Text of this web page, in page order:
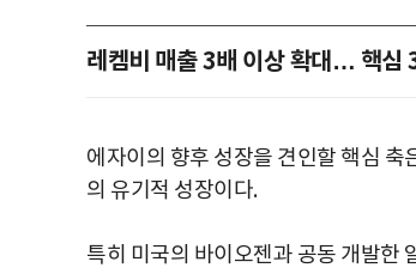
레켐비 매출 3배 이상 확대… 핵심
에자이의 향후 성장을 견인할 핵심
의 유기적 성장이다.
특히 미국의 바이오젠과 공동 개발한